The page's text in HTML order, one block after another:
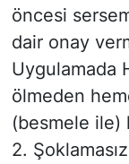
öncesi
dair onay
​Uygulamada
ölmeden
(besmele ile)
​2.